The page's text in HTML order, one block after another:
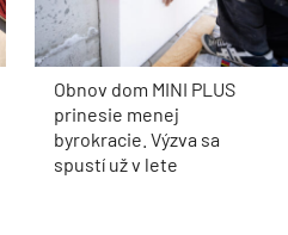
Obnov dom MINI PLUS
prinesie menej
byrokracie. Výzva sa
spustí už v lete